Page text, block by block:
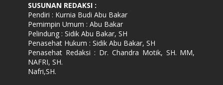
SUSUNAN REDAKSI :
Pendiri : Kurnia Budi Abu Bakar
Pemimpin Umum : Abu Bakar
Pelindung : Sidik Abu Bakar, SH
Penasehat Hukum : Sidik Abu Bakar, SH
Penasehat Redaksi : Dr. Chandra Motik, SH. MM,
NAFRI, SH.
Nafri,SH.